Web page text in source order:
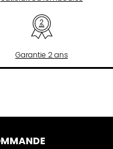
Garantie 2 ans